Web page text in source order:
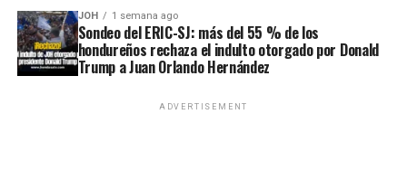
JOH 1 semana ago
Sondeo del ERIC-SJ: más del 55 % de los
hondureños rechaza el indulto otorgado por Donald
Trump a Juan Orlando Hernández
ADVERTISEMENT